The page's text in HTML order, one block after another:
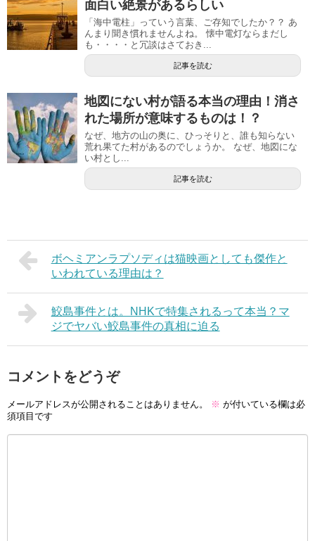
面白い絶景があるらしい
「海中電柱」っていう言葉、ご存知でしたか？？ あ
んまり聞き慣れませんよね。 懐中電灯ならまだし
も・・・・と冗談はさておき...
記事を読む
地図にない村が語る本当の理由！消さ
れた場所が意味するものは！？
なぜ、地方の山の奥に、ひっそりと、誰も知らない
荒れ果てた村があるのでしょうか。 なぜ、地図にな
い村とし...
記事を読む
ボヘミアンラプソディは猫映画としても傑作と
いわれている理由は？
鮫島事件とは。NHKで特集されるって本当？マ
ジでヤバい鮫島事件の真相に迫る
コメントをどうぞ
メールアドレスが公開されることはありません。 ※ が付いている欄は必
須項目です